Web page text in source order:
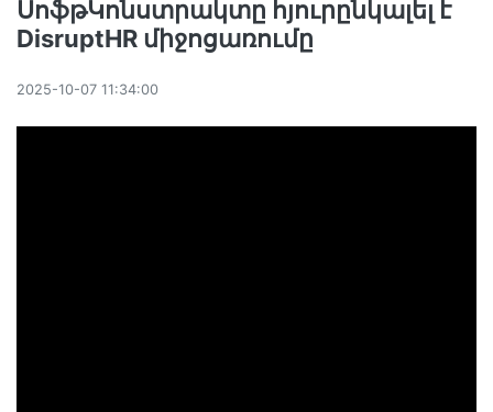
ՍոֆթԿոնստրակտը հյուրընկալել է
DisruptHR միջոցառումը
2025-10-07 11:34:00